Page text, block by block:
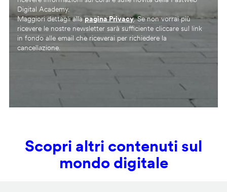
Digital Academy.
Maggiori dettagli allapagina Privacy. Se non vorrai più
ricevere le nostre newsletter sarà sufficiente cliccare sul link
in fondo alle email che riceverai per richiedere la
cancellazione.
Scopri altri contenuti sul
mondo digitale